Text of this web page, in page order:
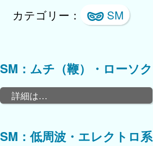
カテゴリー： SM
SM：ムチ（鞭）・ローソク
詳細は…
SM：低周波・エレクトロ系